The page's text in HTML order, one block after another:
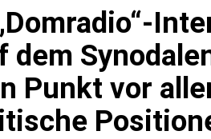
dem
Punkt vor